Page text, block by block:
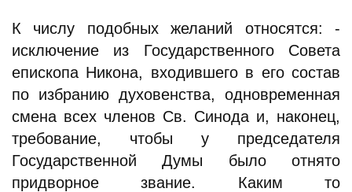
К числу подобных желаний относятся: -
исключение из Государственного Совета
епископа Никона, входившего в его состав
по избранию духовенства, одновременная
смена всех членов Св. Синода и, наконец,
требование, чтобы у председателя
Государственной Думы было отнято
придворное звание. Каким то